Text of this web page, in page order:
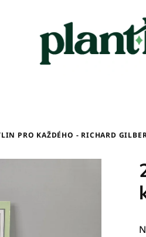
PRO KAŽDÉHO - RICHARD